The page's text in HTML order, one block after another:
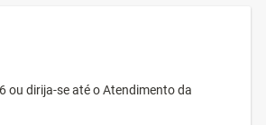
ou dirija-se até o Atendimento da